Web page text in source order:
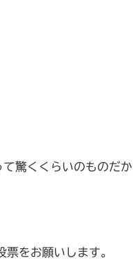
驚くくらいのものだか
をお願いします。